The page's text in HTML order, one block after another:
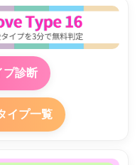
プ診断
イプ一覧